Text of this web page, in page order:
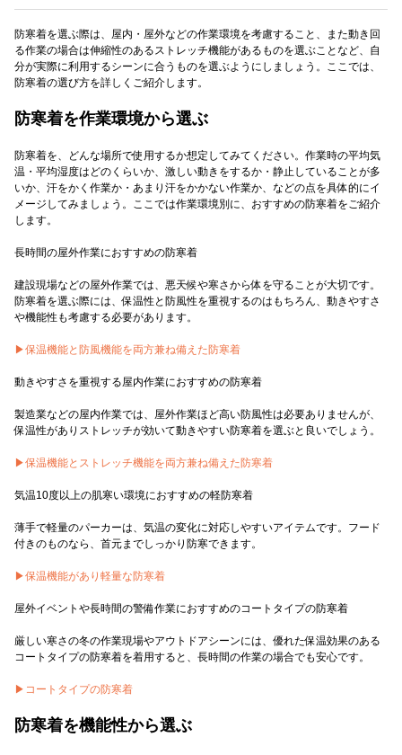
防寒着を選ぶ際は、屋内・屋外などの作業環境を考慮すること、また動き回
る作業の場合は伸縮性のあるストレッチ機能があるものを選ぶことなど、自
分が実際に利用するシーンに合うものを選ぶようにしましょう。ここでは、
防寒着の選び方を詳しくご紹介します。
防寒着を作業環境から選ぶ
防寒着を、どんな場所で使用するか想定してみてください。作業時の平均気
温・平均湿度はどのくらいか、激しい動きをするか・静止していることが多
いか、汗をかく作業か・あまり汗をかかない作業か、などの点を具体的にイ
メージしてみましょう。ここでは作業環境別に、おすすめの防寒着をご紹介
します。
長時間の屋外作業におすすめの防寒着
建設現場などの屋外作業では、悪天候や寒さから体を守ることが大切です。
防寒着を選ぶ際には、保温性と防風性を重視するのはもちろん、動きやすさ
や機能性も考慮する必要があります。
▶︎保温機能と防風機能を両方兼ね備えた防寒着
動きやすさを重視する屋内作業におすすめの防寒着
製造業などの屋内作業では、屋外作業ほど高い防風性は必要ありませんが、
保温性がありストレッチが効いて動きやすい防寒着を選ぶと良いでしょう。
▶︎保温機能とストレッチ機能を両方兼ね備えた防寒着
気温10度以上の肌寒い環境におすすめの軽防寒着
薄手で軽量のパーカーは、気温の変化に対応しやすいアイテムです。フード
付きのものなら、首元までしっかり防寒できます。
▶︎保温機能があり軽量な防寒着
屋外イベントや長時間の警備作業におすすめのコートタイプの防寒着
厳しい寒さの冬の作業現場やアウトドアシーンには、優れた保温効果のある
コートタイプの防寒着を着用すると、長時間の作業の場合でも安心です。
▶︎コートタイプの防寒着
防寒着を機能性から選ぶ